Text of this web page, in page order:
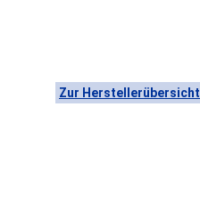
Zur Herstellerübersicht